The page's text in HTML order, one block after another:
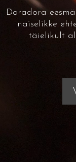
Doradora
naiselikke
täielikult